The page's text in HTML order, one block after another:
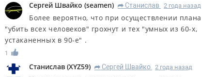
Сергей Швайко (seamen) R Станислав 2 года назад
Более вероятно, что при осуществлении плана
"убить всех человеков" грохнут и тех "умных из 60-х,
устаканенных в 90-е" .
1
Станислав (XYZ59) R Сергей Швайко 2 года назад